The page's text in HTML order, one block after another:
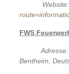
FWS
Bentheim,